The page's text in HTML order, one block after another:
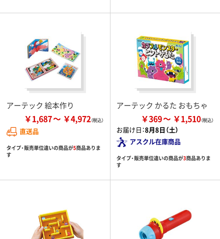
アーテック 絵本作り
￥1,687 ￥4,972
直送品
タイプ・販売単位違いの商品が5商品ありま
す
アーテック かるた おもちゃ
￥369 ￥1,510
お届け日：8月8日（土）
アスクル在庫商品
タイプ・販売単位違いの商品が3商品ありま
す